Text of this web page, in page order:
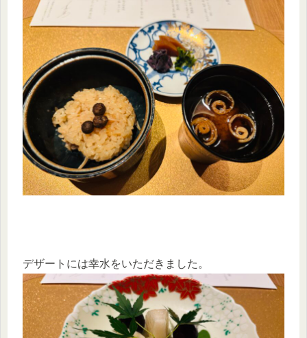
デザートには幸水をいただきました。